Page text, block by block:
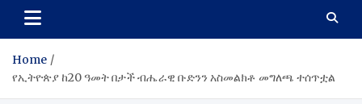
Home
የኢትዮጵያ ከ20 ዓመት በታች ብሔራዊ ቡድንን አስመልክቶ መግለጫ ተሰጥቷል